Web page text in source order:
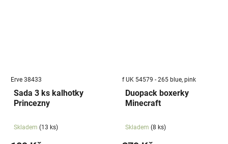
Erve 38433
Sada 3 ks kalhotky
Princezny
Skladem (13 ks)
f UK 54579 - 265 blue, pink
Duopack boxerky
Minecraft
Skladem (8 ks)